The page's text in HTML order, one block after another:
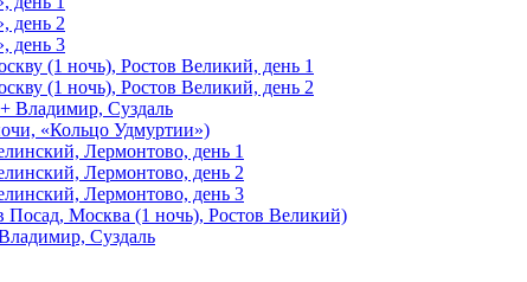
день 2
день 3
(1 ночь), Ростов Великий, день 1
(1 ночь), Ростов Великий, день 2
Владимир, Суздаль
«Кольцо Удмуртии»)
Лермонтово, день 1
Лермонтово, день 2
Лермонтово, день 3
Посад, Москва (1 ночь), Ростов Великий)
Суздаль